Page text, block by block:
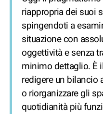
riappropria dei suoi
spingendoti a
situazione con
oggettività e senza
minimo dettaglio. È
redigere un bilancio
o riorganizzare gli
quotidianità più